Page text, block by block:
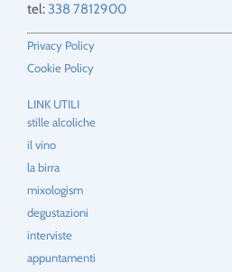
tel:338 7812900
Privacy Policy
Cookie Policy
LINK UTILI
stille alcoliche
il vino
la birra
mixologism
degustazioni
interviste
appuntamenti